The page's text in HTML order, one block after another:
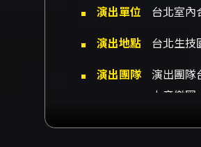
演出單位 台北室內
演出地點 台北生技
演出團隊
演出團隊
力音樂
內容簡介
台北室內